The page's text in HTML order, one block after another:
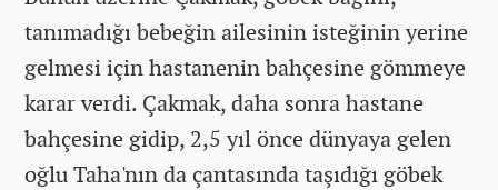
tanımadığı bebeğin ailesinin isteğinin yerine
gelmesi için hastanenin bahçesine gömmeye
karar verdi. Çakmak, daha sonra hastane
bahçesine gidip, 2,5 yıl önce dünyaya gelen
oğlu Taha'nın da çantasında taşıdığı göbek